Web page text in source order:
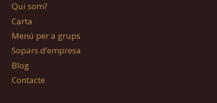
Qui som?
Carta
Menú per a grups
Sopars d’empresa
Blog
Contacte